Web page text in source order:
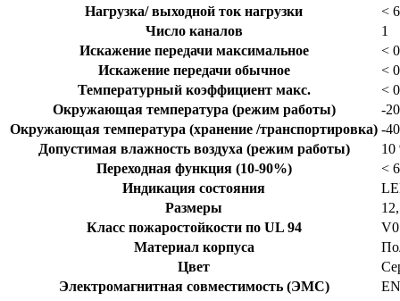
Нагрузка/ выходной ток нагрузки
<
Число каналов
1
Искажение передачи максимальное
<
Искажение передачи обычное
<
Температурный коэффициент макс.
<
Окружающая температура (режим работы)
-
Окружающая температура (хранение /транспортировка) -
Допустимая влажность воздуха (режим работы)
10
Переходная функция (10-90%)
<
Индикация состояния
Размеры
Класс пожаростойкости по UL 94
V0
Материал корпуса
Цвет
Электромагнитная совместимость (ЭМС)